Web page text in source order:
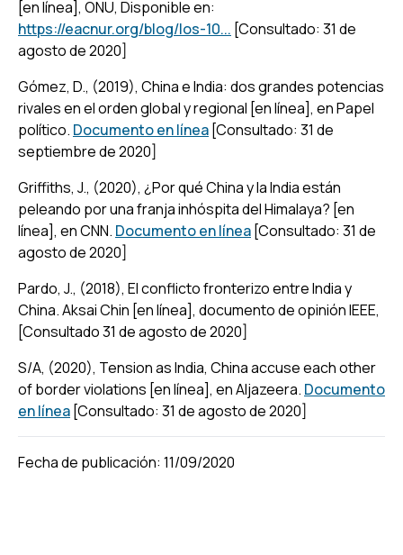
[en línea], ONU, Disponible en:
https://eacnur.org/blog/los-10... [Consultado: 31 de
agosto de 2020]
Gómez, D., (2019), China e India: dos grandes potencias
rivales en el orden global y regional [en línea], en Papel
político. Documento en línea[Consultado: 31 de
septiembre de 2020]
Griffiths, J., (2020), ¿Por qué China y la India están
peleando por una franja inhóspita del Himalaya? [en
línea], en CNN. Documento en línea[Consultado: 31 de
agosto de 2020]
Pardo, J., (2018), El conflicto fronterizo entre India y
China. Aksai Chin [en línea], documento de opinión IEEE,
[Consultado 31 de agosto de 2020]
S/A, (2020), Tension as India, China accuse each other
of border violations [en línea], en Aljazeera. Documento
en línea[Consultado: 31 de agosto de 2020]
Fecha de publicación: 11/09/2020